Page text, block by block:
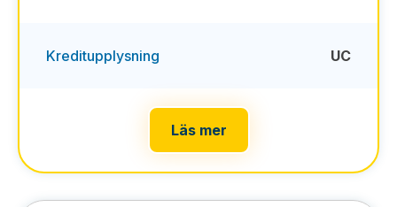
Kreditupplysning UC
Läs mer